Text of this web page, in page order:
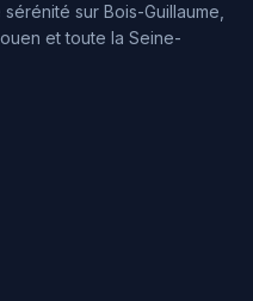
sur Bois-Guillaume,
et toute la Seine-